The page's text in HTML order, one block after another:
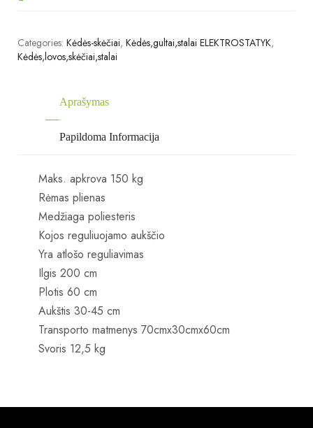
Categories: Kėdės-skėčiai, Kėdės,gultai,stalai ELEKTROSTATYK,
Kėdės,lovos,skėčiai,stalai
Aprašymas
Papildoma Informacija
Maks. apkrova 150 kg
Rėmas plienas
Medžiaga poliesteris
Kojos reguliuojamo aukščio
Yra atlošo reguliavimas
Ilgis 200 cm
Plotis 60 cm
Aukštis 30-45 cm
Transporto matmenys 70cmx30cmx60cm
Svoris 12,5 kg